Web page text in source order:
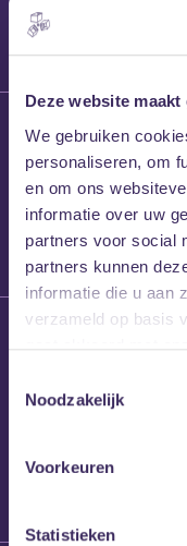
Deze website
We gebruiken
personaliseren, om
en om ons
informatie over uw
partners voor social
partners kunnen
informatie die u aan
verzameld op basis
Noodzakelijk
Voorkeuren
Statistieken